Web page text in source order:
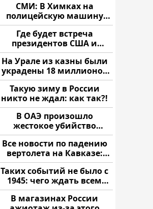
СМИ: В Химках на
полицейскую машину
напали и подожгли.
Где будет встреча
президентов США и
России: Европа?
На Урале из казны были
украдены 18 миллионов
рублей
Такую зиму в России
никто не ждал: как так?!
В ОАЭ произошло
жестокое убийство
криптомиллионера
Все новости по падению
вертолета на Кавказе:
читать здесь
Таких событий не было с
1945: чего ждать всем
нам?
В магазинах России